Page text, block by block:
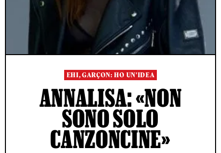
EHI, GARÇON: HO UN'IDEA
ANNALISA: «NON
SONO SOLO
CANZONCINE»